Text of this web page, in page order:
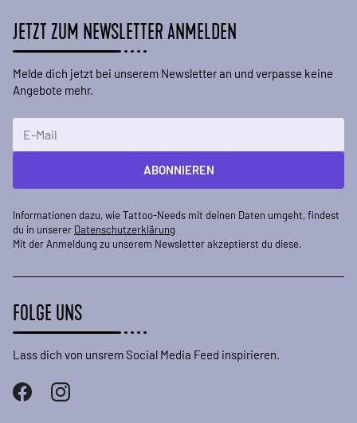
JETZT ZUM NEWSLETTER ANMELDEN
Melde dich jetzt bei unserem Newsletter an und verpasse keine
Angebote mehr.
ABONNIEREN
Informationen dazu, wie Tattoo-Needs mit deinen Daten umgeht, findest
du in unserer Datenschutzerklärung
Mit der Anmeldung zu unserem Newsletter akzeptierst du diese.
FOLGE UNS
Lass dich von unsrem Social Media Feed inspirieren.